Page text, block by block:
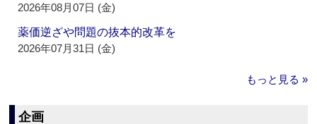
2026年08月07日 (金)
薬価逆ざや問題の抜本的改革を
2026年07月31日 (金)
もっと見る »
企画